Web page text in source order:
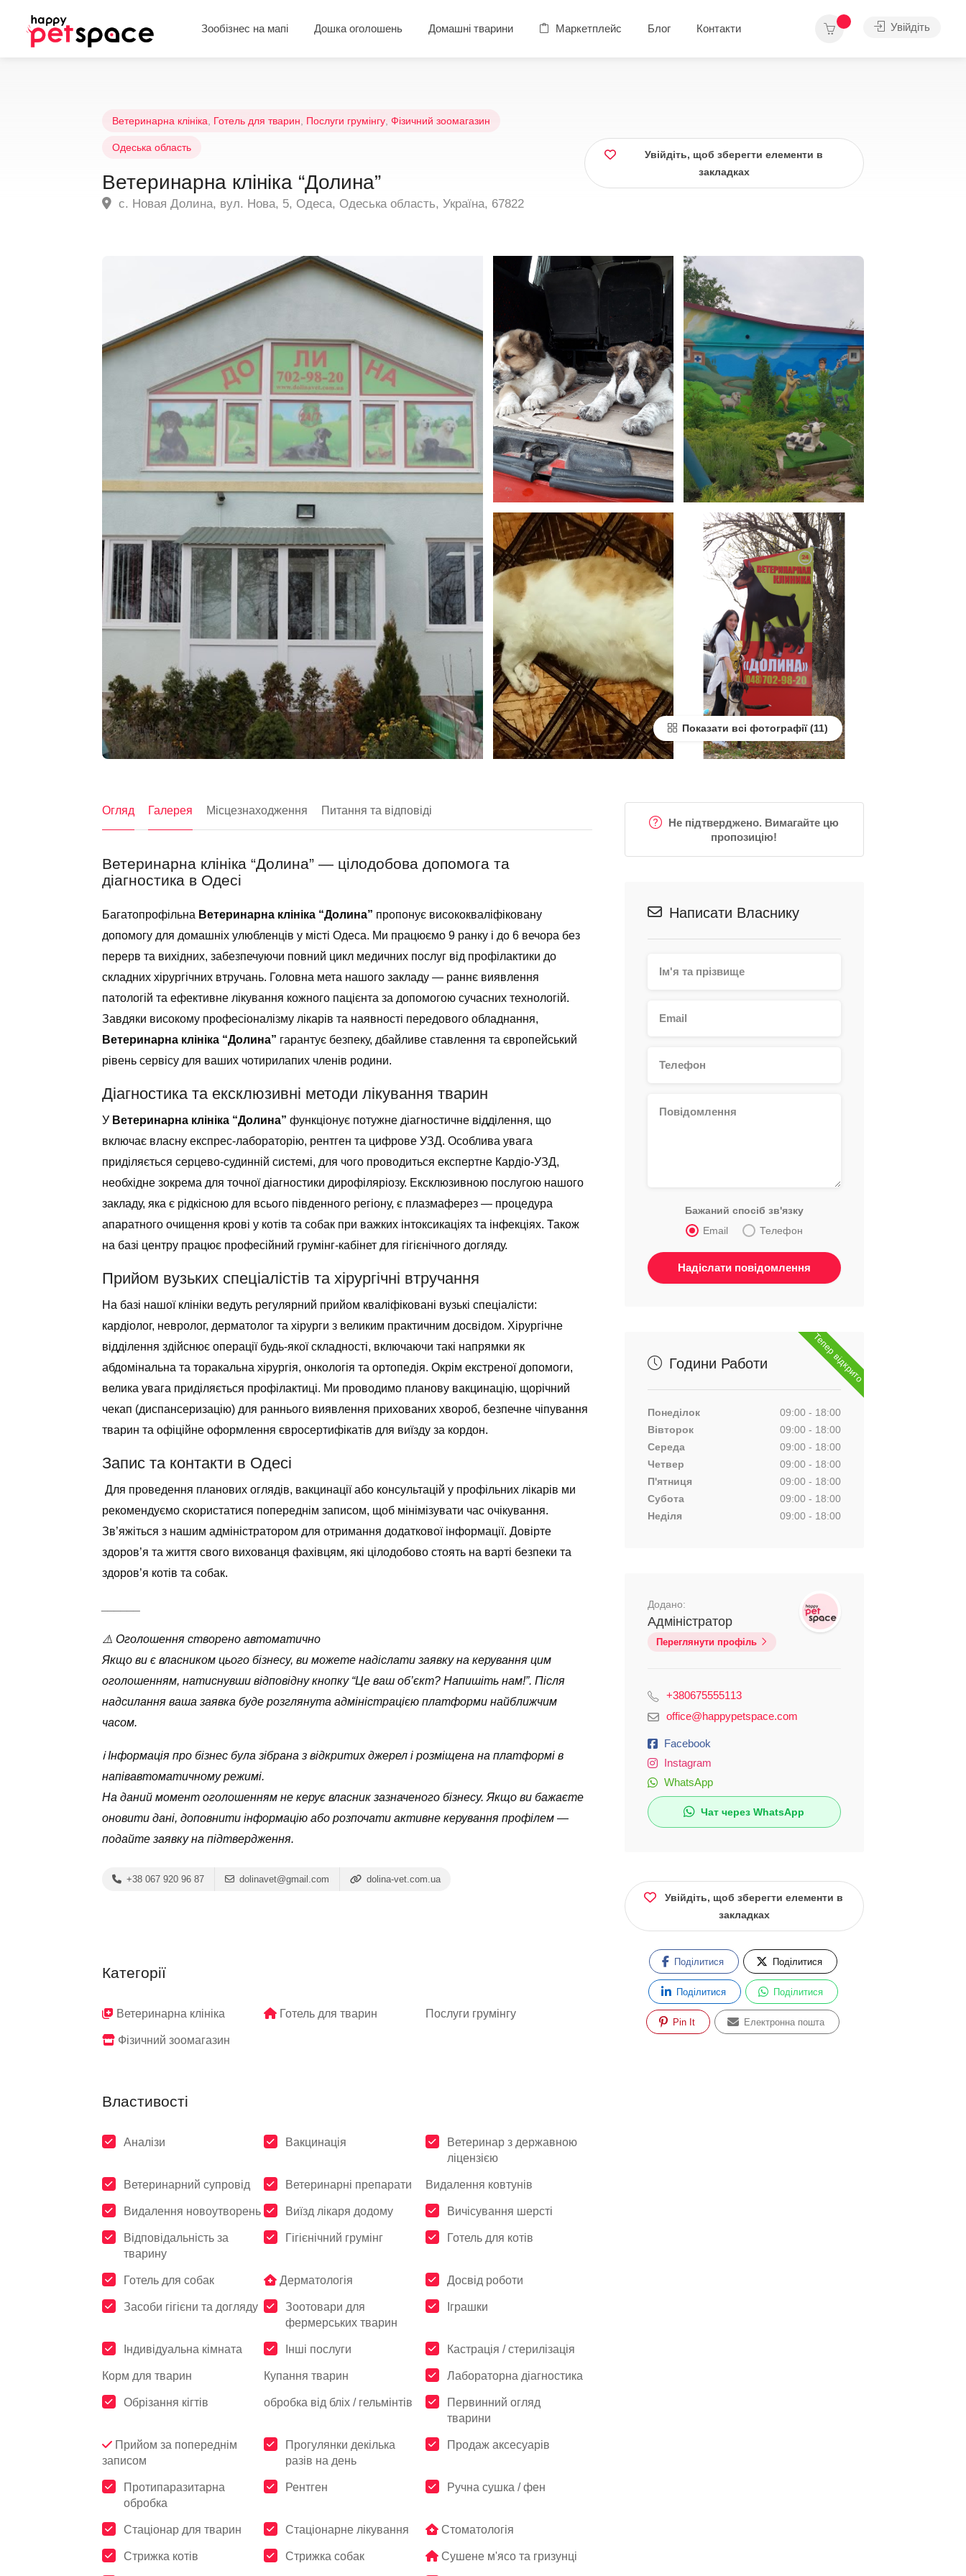
Зообізнес на мапі Дошка оголошень Домашні тварини Маркетплейс Блог Контакти Увійдіть
Ветеринарна клініка Готель для тварин Послуги грумінгу Фізичний зоомагазин
Одеська область
Ветеринарна клініка “Долина”
с. Новая Долина, вул. Нова, 5, Одеса, Одеська область, Україна, 67822
Увійдіть, щоб зберегти елементи в
закладках
Показати всі фотографії
Огляд Галерея Місцезнаходження Питання та відповіді
Ветеринарна клініка “Долина” — цілодобова допомога та
діагностика в Одесі
Багатопрофільна Ветеринарна клініка “Долина” пропонує висококваліфіковану
допомогу для домашніх улюбленців у місті Одеса. Ми працюємо 9 ранку і до 6 вечора без
перерв та вихідних, забезпечуючи повний цикл медичних послуг від профілактики до
складних хірургічних втручань. Головна мета нашого закладу — раннє виявлення
патологій та ефективне лікування кожного пацієнта за допомогою сучасних технологій.
Завдяки високому професіоналізму лікарів та наявності передового обладнання,
Ветеринарна клініка “Долина” гарантує безпеку, дбайливе ставлення та європейський
рівень сервісу для ваших чотирилапих членів родини.
Діагностика та ексклюзивні методи лікування тварин
У Ветеринарна клініка “Долина” функціонує потужне діагностичне відділення, що
включає власну експрес-лабораторію, рентген та цифрове УЗД. Особлива увага
приділяється серцево-судинній системі, для чого проводиться експертне Кардіо-УЗД,
необхідне зокрема для точної діагностики дирофіляріозу. Ексклюзивною послугою нашого
закладу, яка є рідкісною для всього південного регіону, є плазмаферез — процедура
апаратного очищення крові у котів та собак при важких інтоксикаціях та інфекціях. Також
на базі центру працює професійний грумінг-кабінет для гігієнічного догляду.
Прийом вузьких спеціалістів та хірургічні втручання
На базі нашої клініки ведуть регулярний прийом кваліфіковані вузькі спеціалісти:
кардіолог, невролог, дерматолог та хірурги з великим практичним досвідом. Хірургічне
відділення здійснює операції будь-якої складності, включаючи такі напрямки як
абдомінальна та торакальна хірургія, онкологія та ортопедія. Окрім екстреної допомоги,
велика увага приділяється профілактиці. Ми проводимо планову вакцинацію, щорічний
чекап (диспансеризацію) для раннього виявлення прихованих хвороб, безпечне чіпування
тварин та офіційне оформлення євросертифікатів для виїзду за кордон.
Запис та контакти в Одесі
Для проведення планових оглядів, вакцинації або консультацій у профільних лікарів ми
рекомендуємо скористатися попереднім записом, щоб мінімізувати час очікування.
Зв’яжіться з нашим адміністратором для отримання додаткової інформації. Довірте
здоров’я та життя свого вихованця фахівцям, які цілодобово стоять на варті безпеки та
здоров’я котів та собак.
⚠️ Оголошення створено автоматично
Якщо ви є власником цього бізнесу, ви можете надіслати заявку на керування цим
оголошенням, натиснувши відповідну кнопку “Це ваш об’єкт? Напишіть нам!”. Після
надсилання ваша заявка буде розглянута адміністрацією платформи найближчим
часом.
ℹ️ Інформація про бізнес була зібрана з відкритих джерел і розміщена на платформі в
напівавтоматичному режимі.
На даний момент оголошенням не керує власник зазначеного бізнесу. Якщо ви бажаєте
оновити дані, доповнити інформацію або розпочати активне керування профілем —
подайте заявку на підтвердження.
+38 067 920 96 87 dolinavet@gmail.com dolina-vet.com.ua
Категорії
Ветеринарна клініка Готель для тварин Послуги грумінгу
Фізичний зоомагазин
Властивості
Аналізи Вакцинація
Ветеринар з державною
ліцензією
Ветеринарний супровід Ветеринарні препарати Видалення ковтунів
Видалення новоутворень Виїзд лікаря додому Вичісування шерсті
Відповідальність за
тварину
Гігієнічний грумінг Готель для котів
Готель для собак Дерматологія Досвід роботи
Засоби гігієни та догляду
Зоотовари для
фермерських тварин
Іграшки
Індивідуальна кімната Інші послуги Кастрація / стерилізація
Корм для тварин Купання тварин Лабораторна діагностика
Обрізання кігтів обробка від бліх / гельмінтів
Первинний огляд
тварини
Прийом за попереднім
записом
Прогулянки декілька
разів на день
Продаж аксесуарів
Протипаразитарна
обробка
Рентген Ручна сушка / фен
Стаціонар для тварин Стаціонарне лікування Стоматологія
Стрижка котів Стрижка собак Сушене м'ясо та гризунці
Не підтверджено. Вимагайте цю
пропозицію!
Написати Власнику
Бажаний спосіб зв'язку
Email
Телефон
Тепер відкрито
Години Работи
Понеділок
09:00 - 18:00
Вівторок
09:00 - 18:00
Середа
09:00 - 18:00
Четвер
09:00 - 18:00
П'ятниця
09:00 - 18:00
Субота
09:00 - 18:00
Неділя
09:00 - 18:00
Додано:
Адміністратор
Переглянути профіль
+380675555113
office@happypetspace.com
Facebook
Instagram
WhatsApp
Чат через WhatsApp
Увійдіть, щоб зберегти елементи в
закладках
Поділитися Поділитися
Поділитися Поділитися
Pin It Електронна пошта